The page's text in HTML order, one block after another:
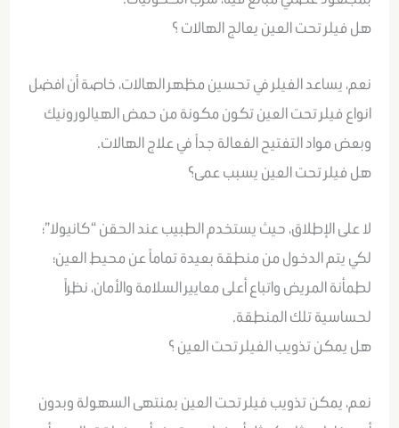
هل فيلر تحت العين يعالج الهالات ؟
نعم، يساعد الفيلر في تحسين مظهر الهالات، خاصة أن افضل
انواع فيلر تحت العين تكون مكونة من حمض الهيالورونيك
وبعض مواد التفتيح الفعالة جداً في علاج الهالات.
هل فيلر تحت العين يسبب عمى؟
لا على الإطلاق، حيث يستخدم الطبيب عند الحقن “كانيولا”؛
لكي يتم الدخول من منطقة بعيدة تماماً عن محيط العين؛
لطمأنة المريض واتباع أعلى معايير السلامة والأمان، نظراً
لحساسية تلك المنطقة.
هل يمكن تذويب الفيلر تحت العين ؟
نعم، يمكن تذويب فيلر تحت العين بمنتهى السهولة وبدون